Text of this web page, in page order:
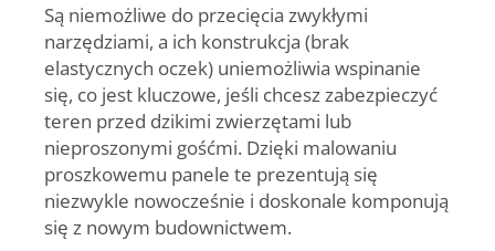
Są niemożliwe do przecięcia zwykłymi
narzędziami, a ich konstrukcja (brak
elastycznych oczek) uniemożliwia wspinanie
się, co jest kluczowe, jeśli chcesz zabezpieczyć
teren przed dzikimi zwierzętami lub
nieproszonymi gośćmi. Dzięki malowaniu
proszkowemu panele te prezentują się
niezwykle nowocześnie i doskonale komponują
się z nowym budownictwem.